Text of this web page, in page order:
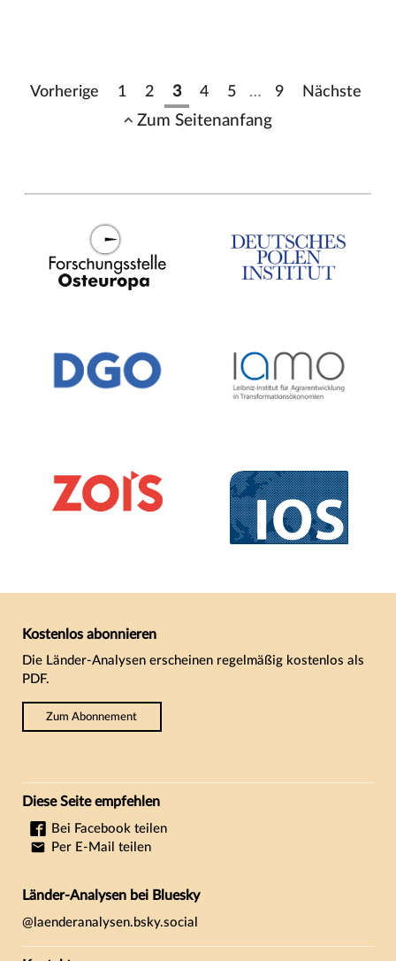
Vorherige 1 2 3 4 5 … 9 Nächste
Zum Seitenanfang
Kostenlos abonnieren
Die Länder-Analysen erscheinen regelmäßig kostenlos als
PDF.
Zum Abonnement
Diese Seite empfehlen
Bei Facebook teilen
Per E-Mail teilen
Länder-Analysen bei Bluesky
@laenderanalysen.bsky.social